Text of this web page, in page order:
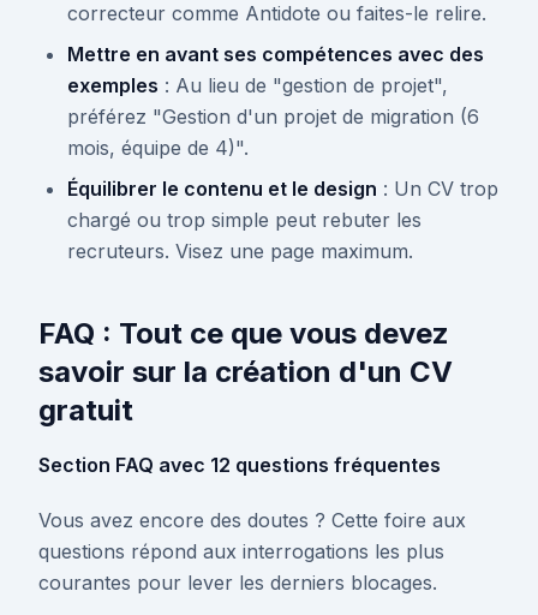
correcteur comme Antidote ou faites-le relire.
Mettre en avant ses compétences avec des
exemples : Au lieu de "gestion de projet",
préférez "Gestion d'un projet de migration (6
mois, équipe de 4)".
Équilibrer le contenu et le design : Un CV trop
chargé ou trop simple peut rebuter les
recruteurs. Visez une page maximum.
FAQ : Tout ce que vous devez
savoir sur la création d'un CV
gratuit
Section FAQ avec 12 questions fréquentes
Vous avez encore des doutes ? Cette foire aux
questions répond aux interrogations les plus
courantes pour lever les derniers blocages.